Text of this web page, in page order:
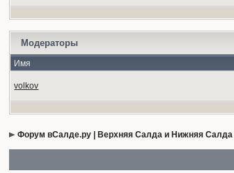
Модераторы
Имя
volkov
Форум вСалде.ру | Верхняя Салда и Нижняя Салда